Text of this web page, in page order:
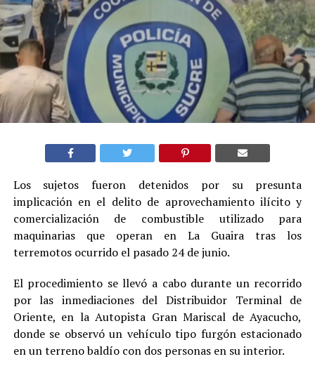
Los sujetos fueron detenidos por su presunta
implicación en el delito de aprovechamiento ilícito y
comercialización de combustible utilizado para
maquinarias que operan en La Guaira tras los
terremotos ocurrido el pasado 24 de junio.
El procedimiento se llevó a cabo durante un recorrido
por las inmediaciones del Distribuidor Terminal de
Oriente, en la Autopista Gran Mariscal de Ayacucho,
donde se observó un vehículo tipo furgón estacionado
en un terreno baldío con dos personas en su interior.